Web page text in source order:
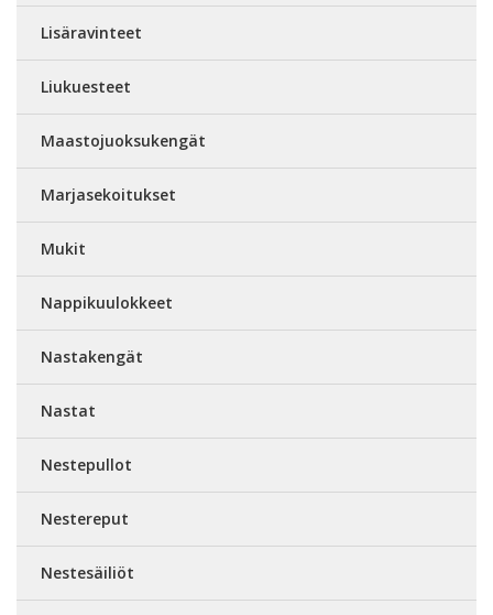
Lisäravinteet
Liukuesteet
Maastojuoksukengät
Marjasekoitukset
Mukit
Nappikuulokkeet
Nastakengät
Nastat
Nestepullot
Nestereput
Nestesäiliöt